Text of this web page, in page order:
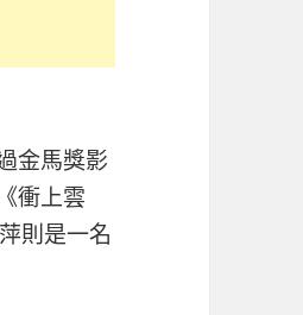
金馬獎影
衝上雲
則是一名